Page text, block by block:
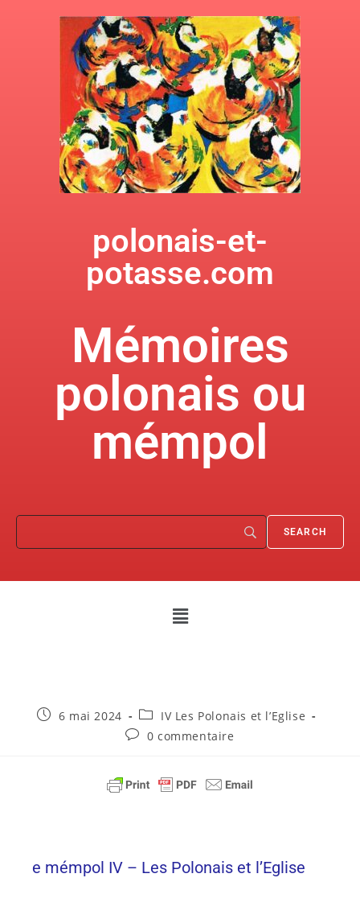
polonais-et-
potasse.com
Mémoires
polonais ou
mémpol
6 mai 2024
IV Les Polonais et l’Eglise
0 commentaire
e mémpol IV – Les Polonais et l’Eglise